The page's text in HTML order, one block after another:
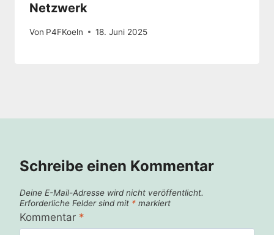
Netzwerk
Von P4FKoeln 18. Juni 2025
Schreibe einen Kommentar
Deine E-Mail-Adresse wird nicht veröffentlicht.
Erforderliche Felder sind mit * markiert
Kommentar *